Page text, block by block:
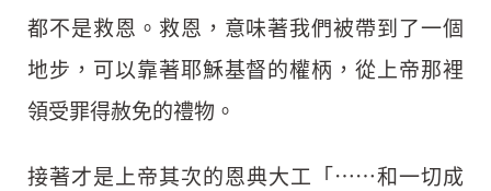
都不是救恩。救恩，意味著我們被帶到了一個
地步，可以靠著耶穌基督的權柄，從上帝那裡
領受罪得赦免的禮物。
接著才是上帝其次的恩典大工「⋯⋯和一切成